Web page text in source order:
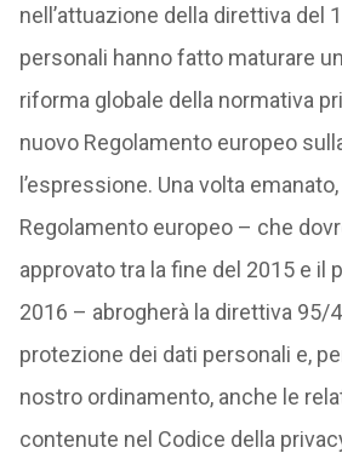
nell’attuazione della direttiva del
personali hanno fatto maturare
riforma globale della normativa
nuovo Regolamento europeo
l’espressione. Una volta
Regolamento europeo – che
approvato tra la fine del 2015 e il
2016 – abrogherà la direttiva 95/
protezione dei dati personali e,
nostro ordinamento, anche le
contenute nel Codice della